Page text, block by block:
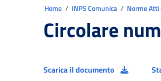
Home INPS Comunica Norme Atti
Circolare
Scarica il documento